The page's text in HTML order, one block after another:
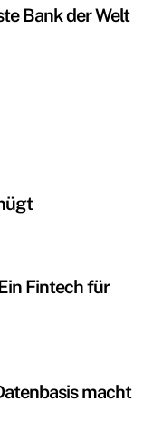
Bank der Welt
Fintech für
macht